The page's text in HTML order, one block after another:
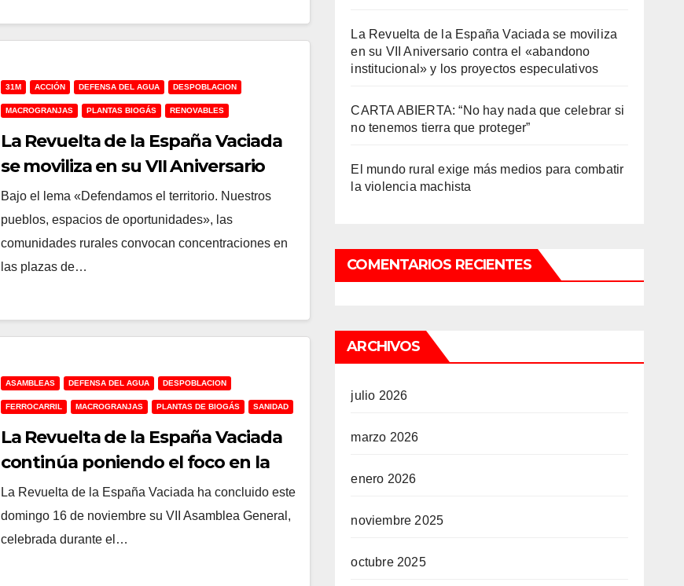
31M ACCIÓN DEFENSA DEL AGUA DESPOBLACION
MACROGRANJAS PLANTAS BIOGÁS RENOVABLES
La Revuelta de la España Vaciada
se moviliza en su VII Aniversario
contra el «abandono institucional»
y los proyectos especulativos
Bajo el lema «Defendamos el territorio. Nuestros
pueblos, espacios de oportunidades», las
comunidades rurales convocan concentraciones en
las plazas de…
ASAMBLEAS DEFENSA DEL AGUA DESPOBLACION
FERROCARRIL MACROGRANJAS PLANTAS DE BIOGÁS SANIDAD
La Revuelta de la España Vaciada
continúa poniendo el foco en la
vivienda y en las agresiones al
mundo rural en su séptima
asamblea
La Revuelta de la España Vaciada ha concluido este
domingo 16 de noviembre su VII Asamblea General,
celebrada durante el…
La Revuelta de la España Vaciada se moviliza
en su VII Aniversario contra el «abandono
institucional» y los proyectos especulativos
CARTA ABIERTA: “No hay nada que celebrar si
no tenemos tierra que proteger”
El mundo rural exige más medios para combatir
la violencia machista
COMENTARIOS RECIENTES
ARCHIVOS
julio 2026
marzo 2026
enero 2026
noviembre 2025
octubre 2025